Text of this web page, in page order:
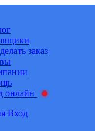
заказ
онлайн
Вход